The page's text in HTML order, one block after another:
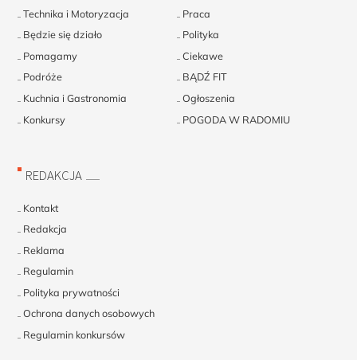
Technika i Motoryzacja
Praca
Będzie się działo
Polityka
Pomagamy
Ciekawe
Podróże
BĄDŹ FIT
Kuchnia i Gastronomia
Ogłoszenia
Konkursy
POGODA W RADOMIU
REDAKCJA
Kontakt
Redakcja
Reklama
Regulamin
Polityka prywatności
Ochrona danych osobowych
Regulamin konkursów